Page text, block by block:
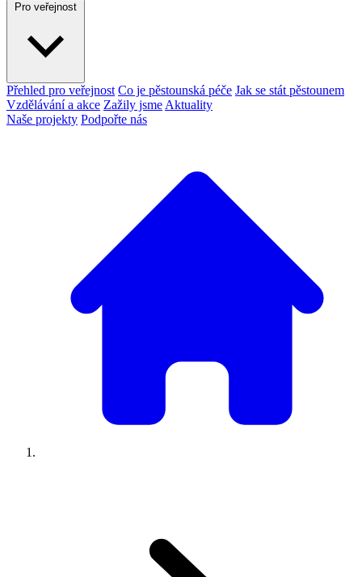
Pro veřejnost
Přehled pro veřejnost Co je pěstounská péče Jak se stát pěstounem
Vzdělávání a akce Zažily jsme Aktuality
Naše projekty Podpořte nás